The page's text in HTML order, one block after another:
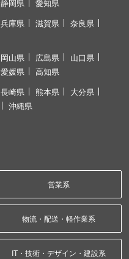
静岡県 愛知県
兵庫県 滋賀県
奈良県
岡山県 広島県
山口県
愛媛県 高知県
長崎県 熊本県
大分県
沖縄県
営業系
物流・配送・軽作業系
IT・技術・デザイン・建設系